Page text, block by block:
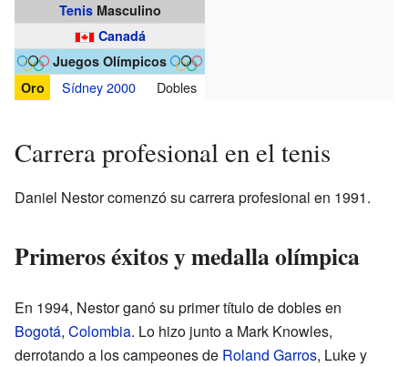
TenisMasculino
Canadá
Juegos Olímpicos
Oro
Sídney 2000 Dobles
Carrera profesional en el tenis
Daniel Nestor comenzó su carrera profesional en 1991.
Primeros éxitos y medalla olímpica
En 1994, Nestor ganó su primer título de dobles en
Bogotá, Colombia. Lo hizo junto a Mark Knowles,
derrotando a los campeones de Roland Garros, Luke y